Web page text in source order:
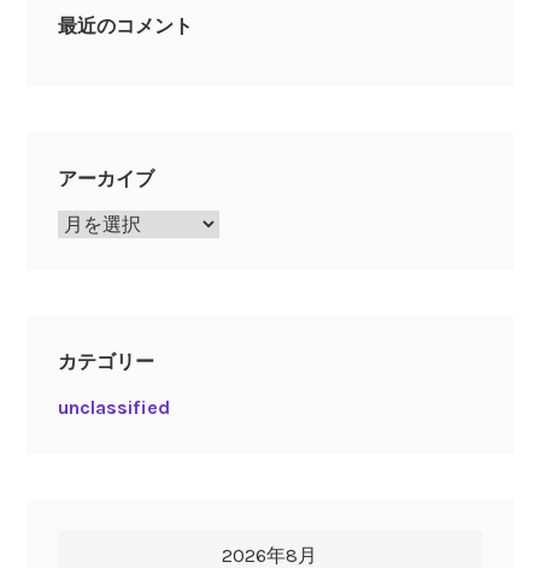
最近のコメント
アーカイブ
ア
カテゴリー
unclassified
2026年8月